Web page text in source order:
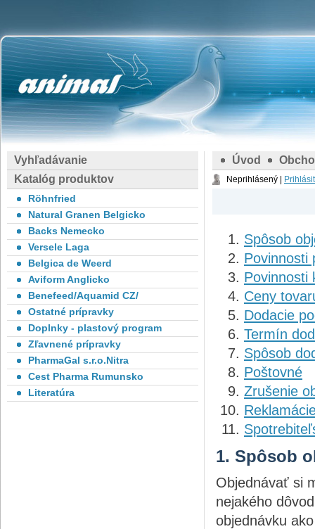
Úvod
Neprihlásený |
Spôsob
Povinnosti
Povinnosti
Ceny
Dodacie
Termín
Spôsob
Poštovné
Zrušenie
1. Spôsob
Objednávať si
nejakého
objednávku
Vyhľadávanie
Katalóg produktov
Röhnfried
Natural Granen Belgicko
Backs Nemecko
Versele Laga
Belgica de Weerd
Aviform Anglicko
Benefeed/Aquamid CZ/
Ostatné prípravky
Doplnky - plastový program
Zľavnené prípravky
PharmaGal s.r.o.Nitra
Cest Pharma Rumunsko
Literatúra